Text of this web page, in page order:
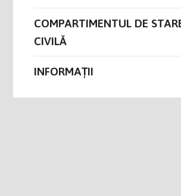
COMPARTIMENTUL DE
CIVILĂ
INFORMAȚII